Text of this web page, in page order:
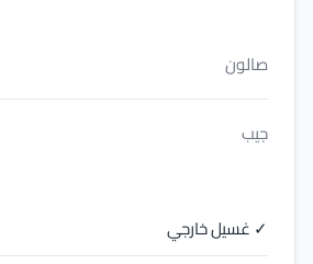
صالون
جيب
✓ غسيل خارجي